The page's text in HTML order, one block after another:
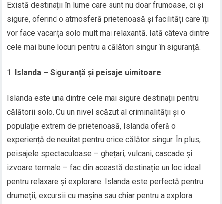
Există destinații în lume care sunt nu doar frumoase, ci și
sigure, oferind o atmosferă prietenoasă și facilități care îți
vor face vacanța solo mult mai relaxantă. Iată câteva dintre
cele mai bune locuri pentru a călători singur în siguranță.
Islanda – Siguranță și peisaje uimitoare
Islanda este una dintre cele mai sigure destinații pentru
călătorii solo. Cu un nivel scăzut al criminalității și o
populație extrem de prietenoasă, Islanda oferă o
experiență de neuitat pentru orice călător singur. În plus,
peisajele spectaculoase – ghețari, vulcani, cascade și
izvoare termale – fac din această destinație un loc ideal
pentru relaxare și explorare. Islanda este perfectă pentru
drumeții, excursii cu mașina sau chiar pentru a explora